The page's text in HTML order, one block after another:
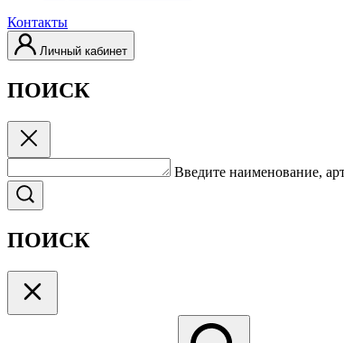
Контакты
Личный кабинет
ПОИСК
Введите наименование,
ПОИСК